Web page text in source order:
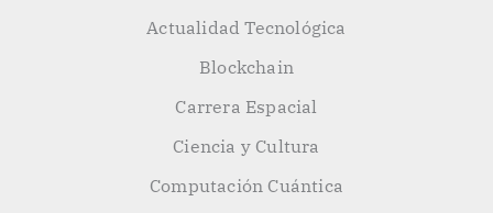
Actualidad Tecnológica
Blockchain
Carrera Espacial
Ciencia y Cultura
Computación Cuántica